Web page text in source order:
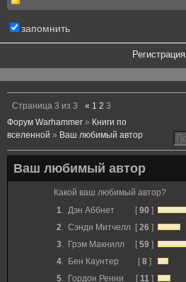
запомнить
Регистрация
.
Страница 3 из 3 « 1 2 3
Форум Warhammer » Книги по
вселенной » Ваш любимый автор
Ваш любимый автор
Какой ваш любимый автор?
1. Дэн Аббнет [ 90 ]
2. Сэнди Митчелл [ 26 ]
3. Грэм Макнилл [ 59 ]
4. Бен Каунтер [ 8]
5. Гордон Ренни [ 11]